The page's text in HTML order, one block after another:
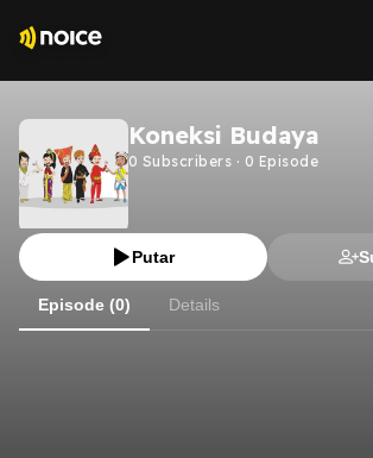
Koneksi Budaya
0 Subscribers · 0 Episode
Putar
Episode (0) Details